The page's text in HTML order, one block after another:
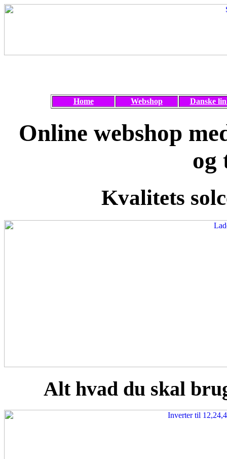
Home Webshop Danske
Online webshop
og
Kvalitets
Alt hvad du skal